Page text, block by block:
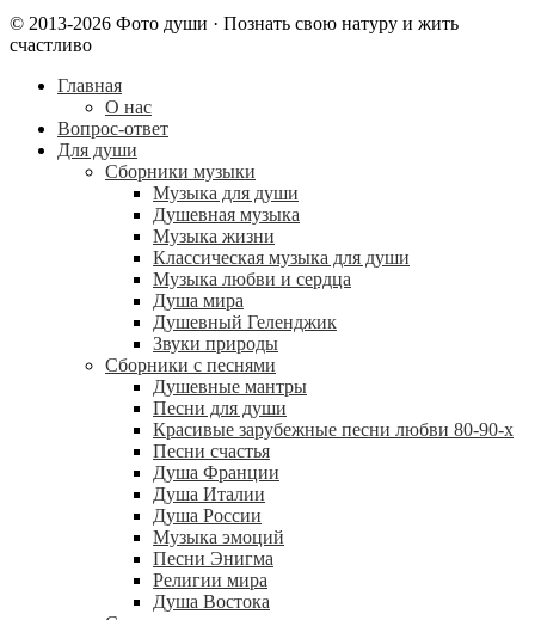
© 2013-2026 Фото души · Познать свою натуру и жить
счастливо
Главная
О нас
Вопрос-ответ
Для души
Сборники музыки
Музыка для души
Душевная музыка
Музыка жизни
Классическая музыка для души
Музыка любви и сердца
Душа мира
Душевный Геленджик
Звуки природы
Сборники с песнями
Душевные мантры
Песни для души
Красивые зарубежные песни любви 80-90-х
Песни счастья
Душа Франции
Душа Италии
Душа России
Музыка эмоций
Песни Энигма
Религии мира
Душа Востока